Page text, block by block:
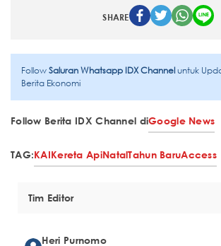
SHARE
FollowSaluran Whatsapp IDX Channeluntuk
Berita Ekonomi
Follow Berita IDX Channel diGoogle News
TAG:KAIKereta ApiNatalTahun BaruAccess
Tim Editor
Heri Purnomo